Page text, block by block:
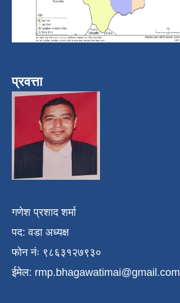
प्रवत्ता
गणेश प्रशाद शर्मा
पद: वडा अध्यक्ष
फोन नंः ९८६३१२७९३०
ईमेल: rmp.bhagawatimai@gmail.com